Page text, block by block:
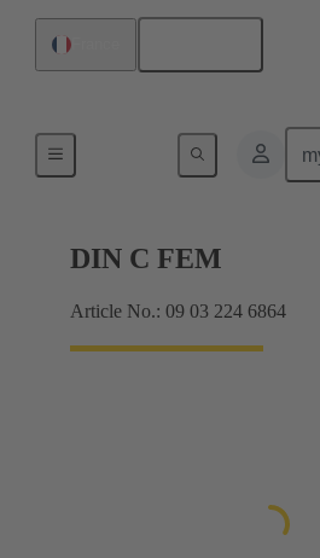
Raccordement carte mère à
DIN C FEM
Article No.: 09 03 224 6864